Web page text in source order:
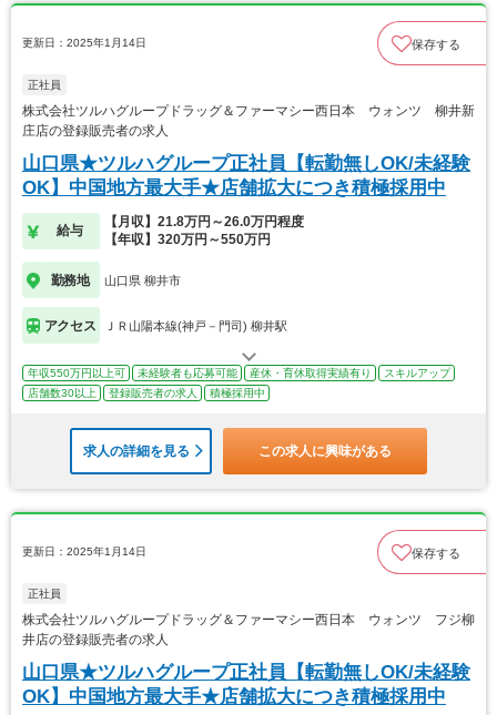
更新日：2025年1月14日 保存する
正社員
株式会社ツルハグループドラッグ＆ファーマシー西日本 ウォンツ 柳井新
庄店の登録販売者の求人
山口県★ツルハグループ正社員【転勤無しOK/未経験
OK】中国地方最大手★店舗拡大につき積極採用中
給与
【月収】21.8万円～26.0万円程度
【年収】320万円～550万円
勤務地 山口県 柳井市
アクセス ＪＲ山陽本線(神戸－門司) 柳井駅
年収550万円以上可 未経験者も応募可能 産休・育休取得実績有り
スキルアップ
店舗数30以上
登録販売者の求人 積極採用中
求人の詳細を見る この求人に興味がある
更新日：2025年1月14日 保存する
正社員
株式会社ツルハグループドラッグ＆ファーマシー西日本 ウォンツ フジ柳
井店の登録販売者の求人
山口県★ツルハグループ正社員【転勤無しOK/未経験
OK】中国地方最大手★店舗拡大につき積極採用中